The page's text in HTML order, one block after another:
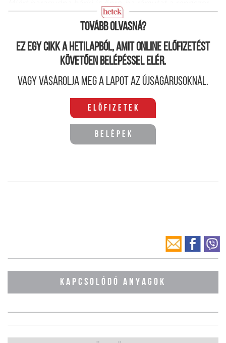
Tovább olvasná?
Ez egy cikk a hetilapból, amit online előfizetést
követően belépéssel elér.
Vagy vásárolja meg a lapot az újságárusoknál.
Előfizetek
Belépek
KAPCSOLÓDÓ ANYAGOK